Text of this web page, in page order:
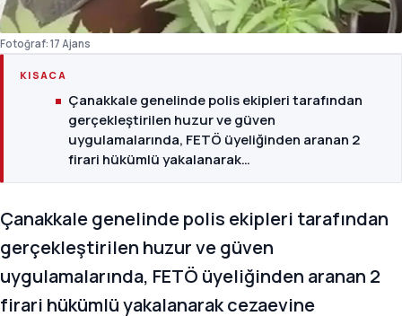
Fotoğraf: 17 Ajans
KISACA
Çanakkale genelinde polis ekipleri tarafından
gerçekleştirilen huzur ve güven
uygulamalarında, FETÖ üyeliğinden aranan 2
firari hükümlü yakalanarak…
Çanakkale genelinde polis ekipleri tarafından
gerçekleştirilen huzur ve güven
uygulamalarında, FETÖ üyeliğinden aranan 2
firari hükümlü yakalanarak cezaevine